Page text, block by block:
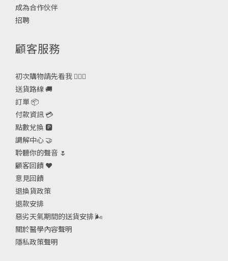
成為合作伙伴
招聘
顧客服務
初次購物請先看我 🙋🏻‍♀️
送貨路線 🚚
訂單 📦
付款資訊 💳
點數兌換 🅿️
調解中心 🤝
聆聽你的聲音 🌷
顧客回饋 ❤️
意見回饋
退換貨政策
退款安排
惡劣天氣期間的送貨安排🌬
關於醫學內容聲明
隱私政策聲明